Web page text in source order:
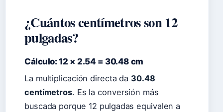
¿Cuántos centímetros son 12
pulgadas?
Cálculo: 12 × 2.54 = 30.48 cm
La multiplicación directa da 30.48
centímetros. Es la conversión más
buscada porque 12 pulgadas equivalen a